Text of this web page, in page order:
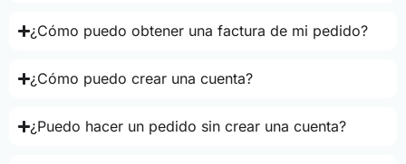
¿Cómo puedo obtener una factura de mi pedido?
¿Cómo puedo crear una cuenta?
¿Puedo hacer un pedido sin crear una cuenta?